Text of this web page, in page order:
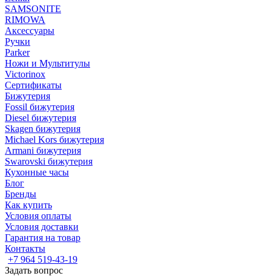
SAMSONITE
RIMOWA
Аксессуары
Ручки
Parker
Ножи и Мультитулы
Victorinox
Сертификаты
Бижутерия
Fossil бижутерия
Diesel бижутерия
Skagen бижутерия
Michael Kors бижутерия
Armani бижутерия
Swarovski бижутерия
Кухонные часы
Блог
Бренды
Как купить
Условия оплаты
Условия доставки
Гарантия на товар
Контакты
+7 964 519-43-19
Задать вопрос